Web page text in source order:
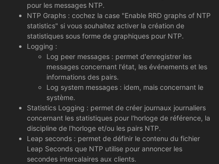
pour les messages NTP.
NTP Graphs : cochez la case "Enable RRD graphs of NTP
statistics" si vous souhaitez activer la création de
statistiques sous forme de graphiques pour NTP.
Logging :
Log peer messages : permet d'enregistrer les
messages concernant l'état, les événements et les
informations des pairs.
Log system messages : idem, mais concernant le
système.
Statistics Logging : permet de créer journaux journaliers
concernant les statistiques pour l'horloge de référence, la
discipline de l'horloge et/ou les pairs NTP.
Leap seconds : permet de définir le contenu du fichier
Leap Seconds que NTP utilise pour annoncer les
secondes intercalaires aux clients.